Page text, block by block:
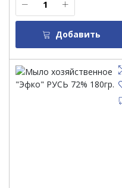
Добавить